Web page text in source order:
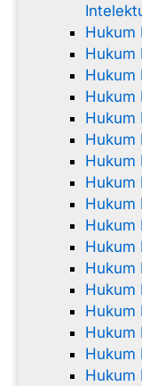
Hukum
Hukum
Hukum
Hukum
Hukum
Hukum
Hukum
Hukum
Hukum
Hukum
Hukum
Hukum
Hukum
Hukum
Hukum
Hukum
Hukum